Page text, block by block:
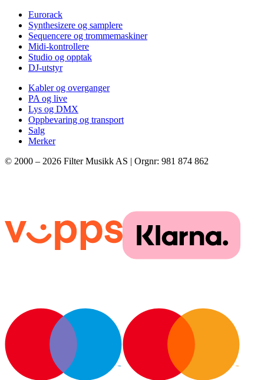
Eurorack
Synthesizere og samplere
Sequencere og trommemaskiner
Midi-kontrollere
Studio og opptak
DJ-utstyr
Kabler og overganger
PA og live
Lys og DMX
Oppbevaring og transport
Salg
Merker
© 2000 – 2026 Filter Musikk AS | Orgnr: 981 874 862